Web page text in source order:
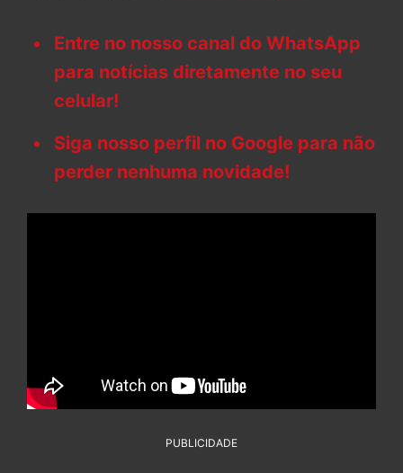
Entre no nosso canal do WhatsApp
para notícias diretamente no seu
celular!
Siga nosso perfil no Google para não
perder nenhuma novidade!
PUBLICIDADE